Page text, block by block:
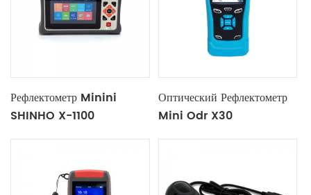
Рефлектометр Minini
SHINHO X-1100
Оптический Рефлектометр
Mini Odr X30